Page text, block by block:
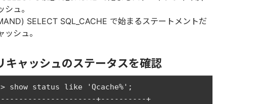
シュ。
SELECT SQL_CACHE で始まるステートメントだ
ッシュ。
キャッシュのステータスを確認
show status like 'Qcache%';
+----------+